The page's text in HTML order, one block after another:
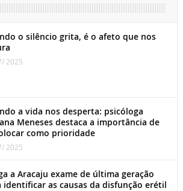
o silêncio grita, é o afeto que nos
2025
a vida nos desperta: psicóloga
Meneses destaca a importância de
como prioridade
2025
a Aracaju exame de última geração
identificar as causas da disfunção erétil